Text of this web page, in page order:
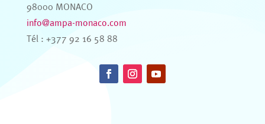
98000 MONACO
info@ampa-monaco.com
Tél : +377 92 16 58 88